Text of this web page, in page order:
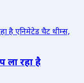
ला रहा है